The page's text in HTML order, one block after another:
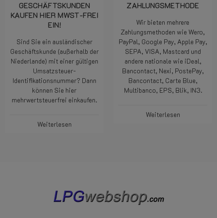
GESCHÄFTSKUNDEN
KAUFEN HIER MWST-FREI
EIN!
Sind Sie ein ausländischer
Geschäftskunde (außerhalb der
Niederlande) mit einer gültigen
Umsatzsteuer-
Identifikationsnummer? Dann
können Sie hier
mehrwertsteuerfrei einkaufen.
Weiterlesen
ZAHLUNGSMETHODE
Wir bieten mehrere
Zahlungsmethoden wie Wero,
PayPal, Google Pay, Apple Pay,
SEPA, VISA, Mastcard und
andere nationale wie iDeal,
Bancontact, Nexi, PostePay,
Bancontact, Carte Blue,
Multibanco, EPS, Blik, IN3.
Weiterlesen